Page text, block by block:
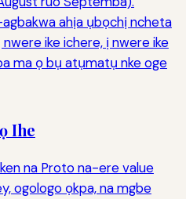
ahịa ụbọchị ncheta
ike ichere, ị nwere ike
ma ọ bụ atụmatụ nke oge
Ihe
na Proto na-ere value
ogologo ọkpa, na mgbe